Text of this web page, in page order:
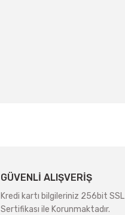
GÜVENLİ ALIŞVERİŞ
Kredi kartı bilgileriniz 256bit SSL
Sertifikası ile Korunmaktadır.